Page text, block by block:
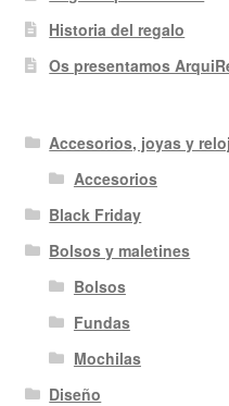
Historia del regalo
Os presentamos
Accesorios, joyas y
Accesorios
Black Friday
Bolsos y maletines
Bolsos
Fundas
Mochilas
Diseño